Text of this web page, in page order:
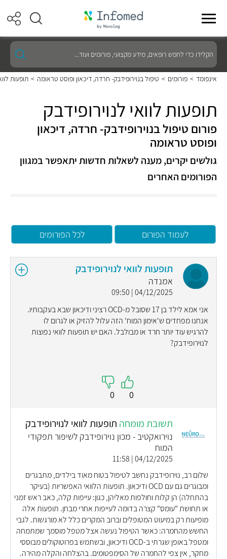
הקלידו
כדי
לחפש
רופאים,
מידע
ועוד...
אינפומד > פורומים > טיפול בנוירופידבק- חרדה, דיכאון ופוסט טראומה > תופעות
תופעות לוואי לנוירופידבק
פורום טיפול בנוירופידבק- חרדה, דיכאון
ופוסט טראומה
גולשים יקרים, מענה לשאלות חדשות יתאפשר במגוון
הפורומים האחרים
לעמוד הפורום לכל הפורומים
תופעות לוואי לנוירופידבק
אמנדה
04/12/2025 | 09:50
אני אמא לילד בן 17 שסובל מ-OCD רציני ודיכאון שבא בעקבותיו.
אנחנו מפחדים ש'אימון המוח' הזה עלול להזיק או לגרום לו
להרגיש עוד יותר חרד או מבולבל. האם יש תופעות לוואי נפוצות
לנוירופידבק?
0
0
תשובת מומחה תופעות לוואי לנוירופידבק
נוירואקטיב - מכון נוירופידבק לשיפור תפקודי
המוח
04/12/2025 | 11:58
שלום רב, נוירופידבק נחשב לטיפול בטוח מאוד בילדים, מתבגרים
ומבוגרים גם עם OCD ודיכאון. תופעות הלוואי האפשריות (בעיקר
בהתחלה) הן קלות וחולפות מאליהן, כגון: עייפות קלה, כאב ראש זמני
או תחושת "עומס" קצרה בדומה לעייפות אחרי מבחן. תופעות אלה
מופיעות רק במיעוט המטופלים וברוב המקרים כלל לא מורגשות. לגבי
החשש מהחמרה: כאשר הטיפול נעשה אצל מטפל מוסמך שמתמחה
ומטפל באופן שגרתי ב-OCD ודיכאון, ובשתמש בפרוטוקולים מבוססי
מחקר, אין צפי להחמרה של הסימפטומים. בהצלחה והקלה מהירה.